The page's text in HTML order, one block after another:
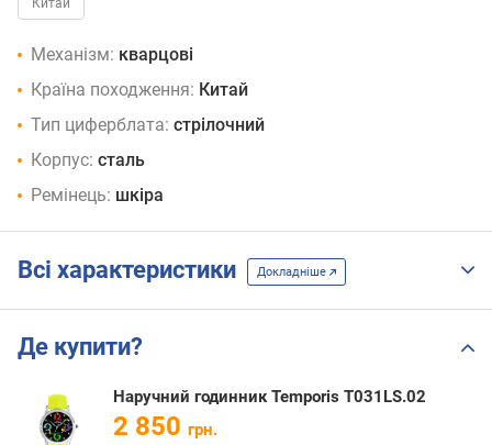
Китай
Механізм: кварцові
Країна походження: Китай
Тип циферблата: стрілочний
Корпус: сталь
Ремінець: шкіра
Всі характеристики Докладніше
Де купити?
Наручний годинник Temporis T031LS.02
2 850 грн.